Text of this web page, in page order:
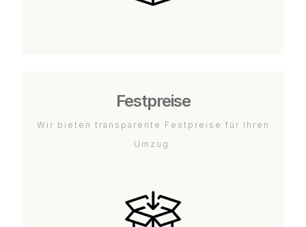
Festpreise
Wir bieten transparente Festpreise für Ihren
Umzug.